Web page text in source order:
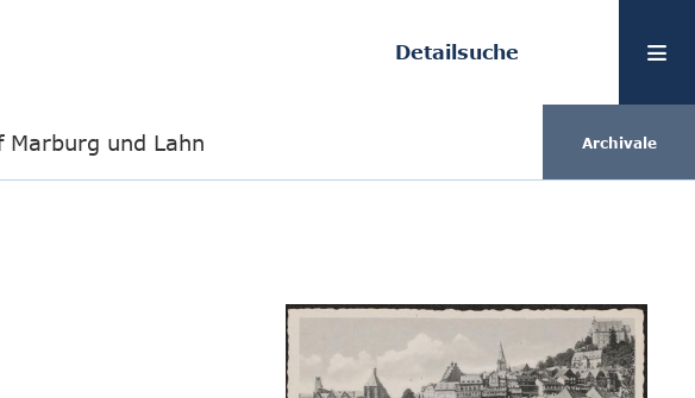
Detailsuche
Marburg und Lahn Archivale